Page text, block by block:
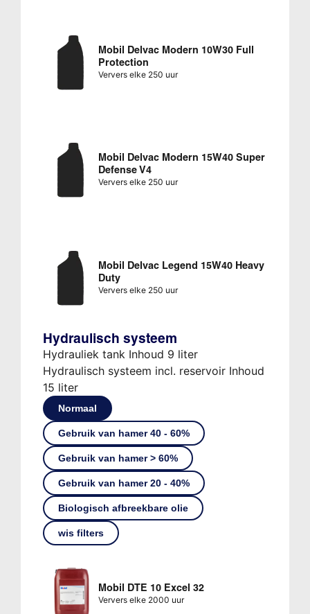
Mobil Delvac Modern 10W30 Full
Protection
Ververs elke 250 uur
Mobil Delvac Modern 15W40 Super
Defense V4
Ververs elke 250 uur
Mobil Delvac Legend 15W40 Heavy
Duty
Ververs elke 250 uur
Hydraulisch systeem
Hydrauliek tank Inhoud 9 liter
Hydraulisch systeem incl. reservoir Inhoud
15 liter
Normaal
Gebruik van hamer 40 - 60%
Gebruik van hamer > 60%
Gebruik van hamer 20 - 40%
Biologisch afbreekbare olie
wis filters
Mobil DTE 10 Excel 32
Ververs elke 2000 uur